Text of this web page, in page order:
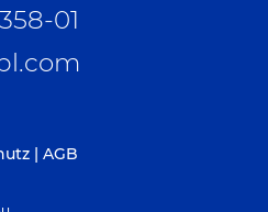
01
| AGB